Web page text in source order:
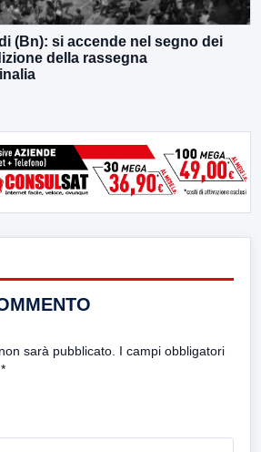
(Bn): si accende nel segno dei
della rassegna
sarà pubblicato. I campi obbligatori
*